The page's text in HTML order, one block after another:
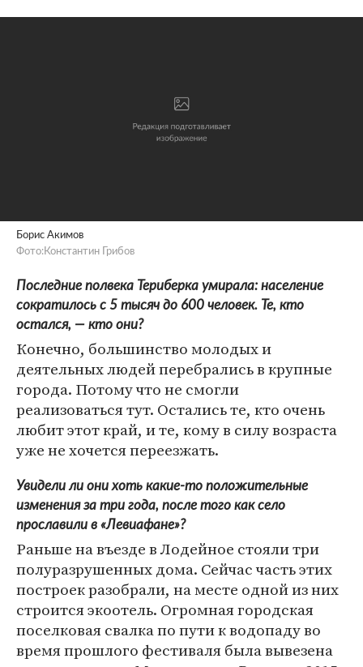
Борис Акимов
Фото:Константин Грибов
Последние полвека Териберка умирала: население
сократилось с 5 тысяч до 600 человек. Те, кто
остался, — кто они?
Конечно, большинство молодых и
деятельных людей перебрались в крупные
города. Потому что не смогли
реализоваться тут. Остались те, кто очень
любит этот край, и те, кому в силу возраста
уже не хочется переезжать.
Увидели ли они хоть какие-то положительные
изменения за три года, после того как село
прославили в «Левиафане»?
Раньше на въезде в Лодейное стояли три
полуразрушенных дома. Сейчас часть этих
построек разобрали, на месте одной из них
строится экоотель. Огромная городская
поселковая свалка по пути к водопаду во
время прошлого фестиваля была вывезена